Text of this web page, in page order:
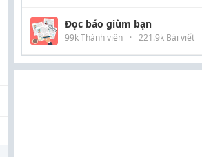
Đọc báo giùm bạn
99k Thành viên · 221.9k Bài viết